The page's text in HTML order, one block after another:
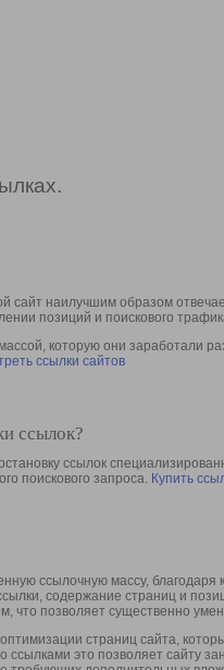
сайт наилучшим образом
позиций и поискового
которую они заработали
ссылки сайтов
ссылок?
ссылок
поискового запроса. Купить
ссылочную массу,
содержание страниц и
что позволяет существенно
страниц сайта,
ссылками это позволяет сайту